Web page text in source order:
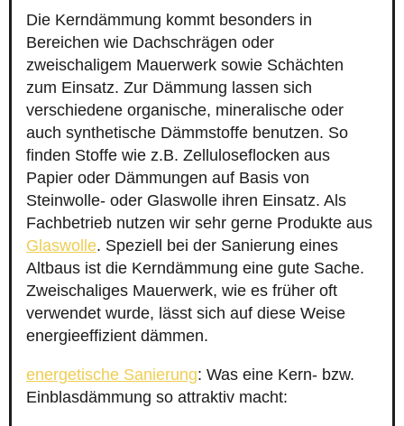
Die Kerndämmung kommt besonders in
Bereichen wie Dachschrägen oder
zweischaligem Mauerwerk sowie Schächten
zum Einsatz. Zur Dämmung lassen sich
verschiedene organische, mineralische oder
auch synthetische Dämmstoffe benutzen. So
finden Stoffe wie z.B. Zelluloseflocken aus
Papier oder Dämmungen auf Basis von
Steinwolle- oder Glaswolle ihren Einsatz. Als
Fachbetrieb nutzen wir sehr gerne Produkte aus
Glaswolle. Speziell bei der Sanierung eines
Altbaus ist die Kerndämmung eine gute Sache.
Zweischaliges Mauerwerk, wie es früher oft
verwendet wurde, lässt sich auf diese Weise
energieeffizient dämmen.
energetische Sanierung: Was eine Kern- bzw.
Einblasdämmung so attraktiv macht: